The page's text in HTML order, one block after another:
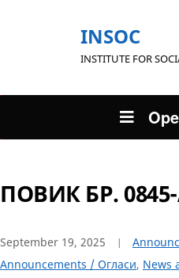
INSOC
INSTITUTE FOR
ПОВИК БР.
September 19, 2025
Announcements / Огласи, News